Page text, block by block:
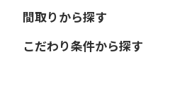
間取りから探す
こだわり条件から探す